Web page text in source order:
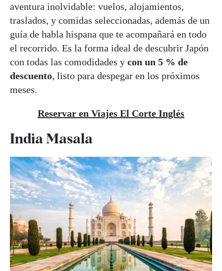
aventura inolvidable: vuelos, alojamientos,
traslados, y comidas seleccionadas, además de un
guía de habla hispana que te acompañará en todo
el recorrido. Es la forma ideal de descubrir Japón
con todas las comodidades y con un 5 % de
descuento, listo para despegar en los próximos
meses.
Reservar en Viajes El Corte Inglés
India Masala